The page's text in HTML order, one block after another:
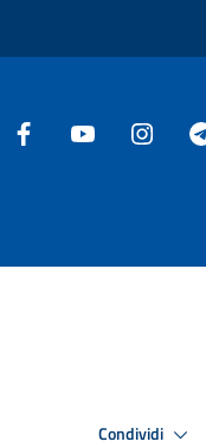
Condividi